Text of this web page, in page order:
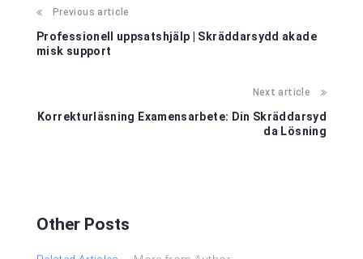
Previous article
Professionell uppsatshjälp | Skräddarsydd akade
misk support
Next article
Korrekturläsning Examensarbete: Din Skräddarsyd
da Lösning
Other Posts